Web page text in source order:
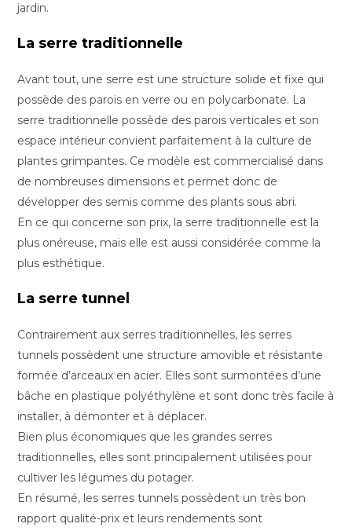
jardin.
La serre traditionnelle
Avant tout, une serre est une structure solide et fixe qui
possède des parois en verre ou en polycarbonate. La
serre traditionnelle possède des parois verticales et son
espace intérieur convient parfaitement à la culture de
plantes grimpantes. Ce modèle est commercialisé dans
de nombreuses dimensions et permet donc de
développer des semis comme des plants sous abri.
En ce qui concerne son prix, la serre traditionnelle est la
plus onéreuse, mais elle est aussi considérée comme la
plus esthétique.
La serre tunnel
Contrairement aux serres traditionnelles, les serres
tunnels possèdent une structure amovible et résistante
formée d’arceaux en acier. Elles sont surmontées d’une
bâche en plastique polyéthylène et sont donc très facile à
installer, à démonter et à déplacer.
Bien plus économiques que les grandes serres
traditionnelles, elles sont principalement utilisées pour
cultiver les légumes du potager.
En résumé, les serres tunnels possèdent un très bon
rapport qualité-prix et leurs rendements sont